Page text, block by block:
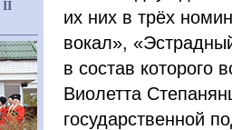
их них в трёх
вокал», «
в состав которого
Виолетта
государственной
II